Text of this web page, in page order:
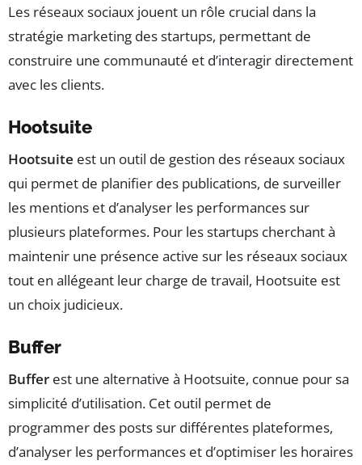
Les réseaux sociaux jouent un rôle crucial dans la
stratégie marketing des startups, permettant de
construire une communauté et d’interagir directement
avec les clients.
Hootsuite
Hootsuite est un outil de gestion des réseaux sociaux
qui permet de planifier des publications, de surveiller
les mentions et d’analyser les performances sur
plusieurs plateformes. Pour les startups cherchant à
maintenir une présence active sur les réseaux sociaux
tout en allégeant leur charge de travail, Hootsuite est
un choix judicieux.
Buffer
Buffer est une alternative à Hootsuite, connue pour sa
simplicité d’utilisation. Cet outil permet de
programmer des posts sur différentes plateformes,
d’analyser les performances et d’optimiser les horaires